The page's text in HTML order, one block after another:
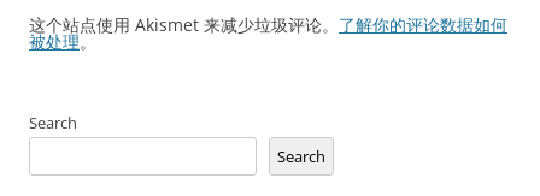
这个站点使用 Akismet 来减少垃圾评论。 了解你的评论数据如何
被处理。
Search
Search